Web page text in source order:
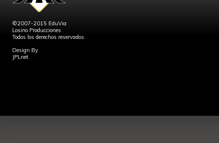
©2007-2015 EduVia
Losino Producciones
Todos los derechos reservados.
Design By
JPLnet